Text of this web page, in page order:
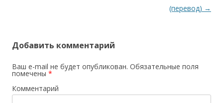
(перевод) →
Добавить комментарий
Ваш e-mail не будет опубликован. Обязательные поля
помечены *
Комментарий